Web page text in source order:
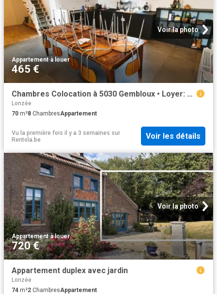
Voir la photo
Appartement·à louer
465 €
Chambres Colocation à 5030 Gembloux • Loyer: 465 €
Lonzée
70 m²8 ChambresAppartement
Vu la première fois il y a 3 semaines sur
Rentola.be
Voir les détails
Voir la photo
Appartement·à louer
720 €
Appartement duplex avec jardin
Lonzée
74 m²2 ChambresAppartement